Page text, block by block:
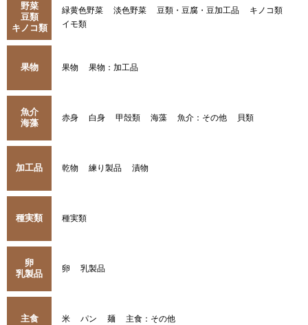
野菜
豆類
キノコ類
緑黄色野菜 淡色野菜 豆類・豆腐・豆加工品
キノコ類
イモ類
果物 果物 果物：加工品
魚介
海藻
赤身 白身 甲殻類 海藻 魚介：その他 貝類
加工品 乾物 練り製品 漬物
種実類 種実類
卵
乳製品
卵 乳製品
主食 米 パン 麺 主食：その他